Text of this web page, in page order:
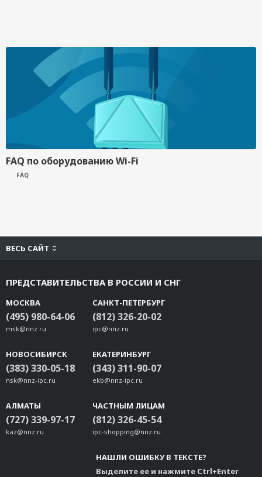
FAQ по оборудованию Wi-Fi
FAQ
ВЕСЬ САЙТ
ПРЕДСТАВИТЕЛЬСТВА В РОССИИ И СНГ
МОСКВА
(495) 980-64-06
msk@nnz.ru
САНКТ-ПЕТЕРБУРГ
(812) 326-20-02
ipc@nnz.ru
НОВОСИБИРСК
(383) 330-05-18
nsk@nnz-ipc.ru
ЕКАТЕРИНБУРГ
(343) 311-90-07
ekb@nnz-ipc.ru
АЛМАТЫ
(727) 339-97-17
kaz@nnz.ru
ЧАСТНЫМ ЛИЦАМ
(812) 326-45-54
ipc-shopping@nnz.ru
НАШЛИ ОШИБКУ В ТЕКСТЕ?
Выделите ее и нажмите Ctrl+Enter